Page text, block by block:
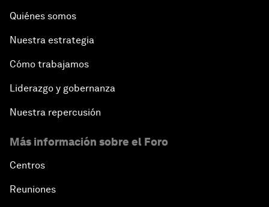
Quiénes somos
Nuestra estrategia
Cómo trabajamos
Liderazgo y gobernanza
Nuestra repercusión
Más información sobre el Foro
Centros
Reuniones